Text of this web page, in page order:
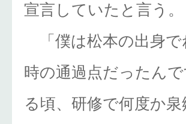
宣言していたと言う。
「僕は松本の出身で
時の通過点だったん
る頃、研修で何度か